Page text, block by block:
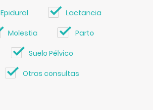
Epidural Lactancia
Molestia Parto
Suelo Pélvico
Otras consultas